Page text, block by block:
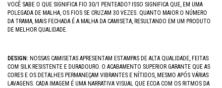
VOCÊ SABE O QUE SIGNIFICA FIO 30/1 PENTEADO? ISSO SIGNIFICA QUE, EM UMA
POLEGADA DE MALHA, OS FIOS SE CRUZAM 30 VEZES. QUANTO MAIOR O NÚMERO
DA TRAMA, MAIS FECHADA É A MALHA DA CAMISETA, RESULTANDO EM UM PRODUTO
DE MELHOR QUALIDADE.
DESIGN: NOSSAS CAMISETAS APRESENTAM ESTAMPAS DE ALTA QUALIDADE, FEITAS
COM SILK RESISTENTE E DURADOURO. O ACABAMENTO SUPERIOR GARANTE QUE AS
CORES E OS DETALHES PERMANEÇAM VIBRANTES E NÍTIDOS, MESMO APÓS VÁRIAS
LAVAGENS. CADA IMAGEM É UMA NARRATIVA VISUAL QUE ECOA COM OS RITMOS DA